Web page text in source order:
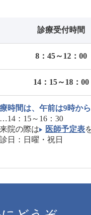
時間は、午前は9時か
…14：15～16：30
院の際は
医師予定表
日：日曜・祝日
診療受付時間
8：45～12：00
14：15～18：00